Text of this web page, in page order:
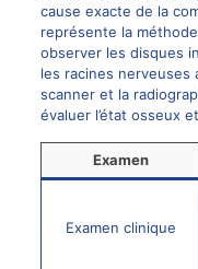
cause exacte de la
représente la
observer les disques
les racines nerveuses
scanner et la
évaluer l’état osseux
Examen
Examen clinique